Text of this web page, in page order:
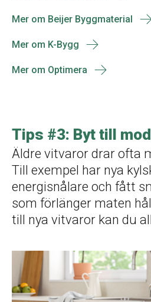
Mer om Beijer Byggmaterial
Mer om K-Bygg
Mer om Optimera
Tips #3: Byt till
Äldre vitvaror drar ofta
Till exempel har nya
energisnålare och fått
som förlänger maten
till nya vitvaror kan du